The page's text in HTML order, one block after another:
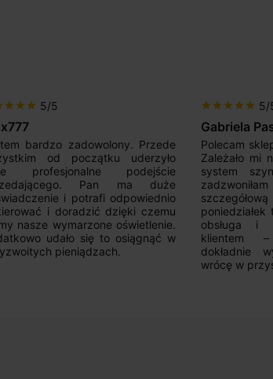
star star star 5/5
bardzo zadowolony. Przede
od początku uderzyło
profesjonalne podejście
Pan ma duże
i potrafi odpowiednio
i doradzić dzięki czemu
nasze wymarzone oświetlenie.
udało się to osiągnąć w
pieniądzach.
star star star star star 5/
Gabriela
Polecam
Zależało mi
system
obsługa i
klientem
dokładnie
wrócę w